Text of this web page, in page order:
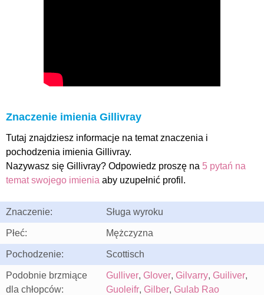
Znaczenie imienia Gillivray
Tutaj znajdziesz informacje na temat znaczenia i
pochodzenia imienia Gillivray.
Nazywasz się Gillivray? Odpowiedz proszę na 5 pytań na
temat swojego imienia aby uzupełnić profil.
Znaczenie: Sługa wyroku
Płeć: Mężczyzna
Pochodzenie: Scottisch
Podobnie brzmiące
dla chłopców:
Gulliver, Glover, Gilvarry, Guiliver,
Guoleifr, Gilber, Gulab Rao